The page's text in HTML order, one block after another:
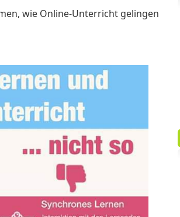
wie Online-Unterricht gelingen